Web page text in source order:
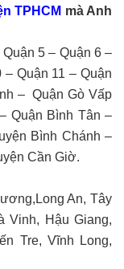
TPHCM mà Anh
5 – Quận 6 –
Quận 11 – Quận
– Quận Gò Vấp
Quận Bình Tân –
Bình Chánh –
Cần Giờ.
An, Tây
Vinh, Hậu Giang,
Tre, Vĩnh Long,